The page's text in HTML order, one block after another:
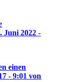
Juni 2022 -
einen
- 9:01 von